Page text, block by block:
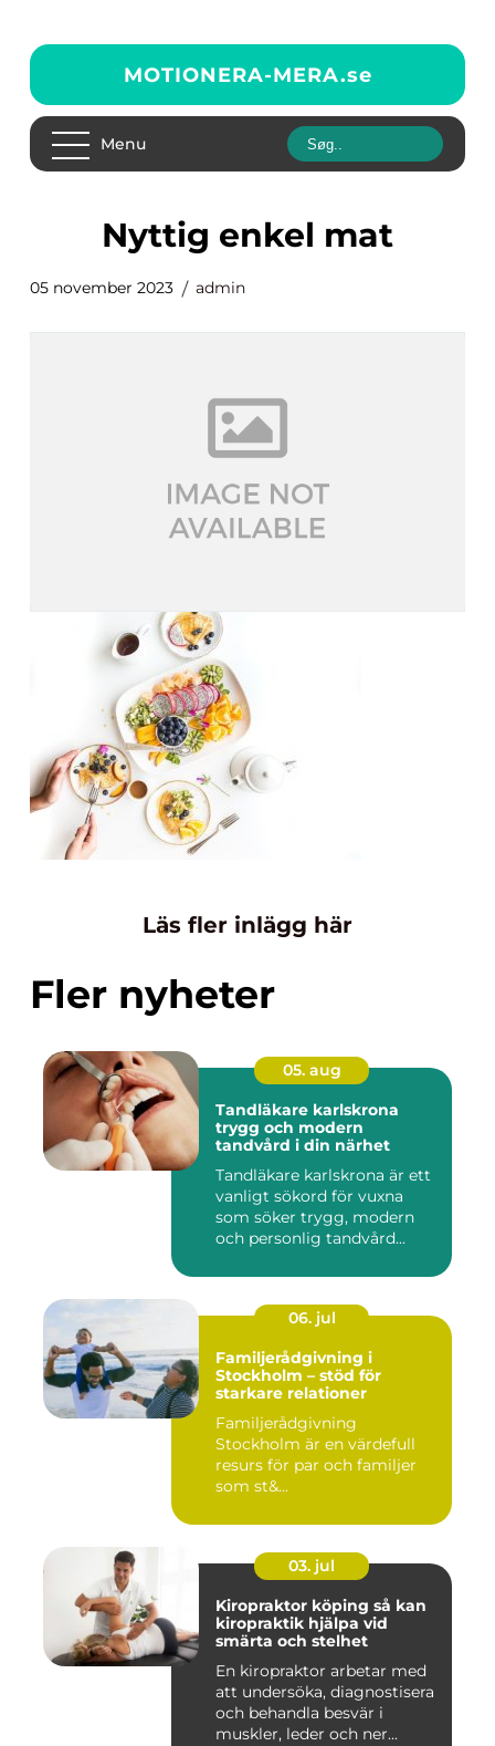
MOTIONERA-MERA.se
Menu
nyttig enkel mat
05 november 2023 admin
Läs fler inlägg här
Fler nyheter
05. aug
Tandläkare karlskrona
trygg och modern
tandvård i din närhet
Tandläkare karlskrona är ett
vanligt sökord för vuxna
som söker trygg, modern
och personlig tandvård...
06. jul
Familjerådgivning i
Stockholm – stöd för
starkare relationer
Familjerådgivning
Stockholm är en värdefull
resurs för par och familjer
som st&...
03. jul
Kiropraktor köping så kan
kiropraktik hjälpa vid
smärta och stelhet
En kiropraktor arbetar med
att undersöka, diagnostisera
och behandla besvär i
muskler, leder och ner...